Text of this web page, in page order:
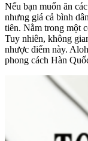
Nếu bạn muốn ăn
nhưng giá cả bình
tiên. Nằm trong một
Tuy nhiên, không
nhược điểm này.
phong cách Hàn